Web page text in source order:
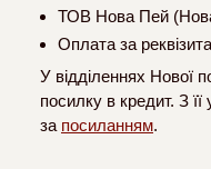
ТОВ Нова Пей
Оплата за
У відділеннях Нової
посилку в кредит. З
за посиланням.